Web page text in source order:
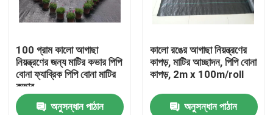
আমাদের সম্পর্কে
মান নিয়ন্ত্রণ
আমাদের সাথে যোগাযোগ করুন
100 গ্রাম কালো আগাছা
নিয়ন্ত্রণের জন্য মাটির কভার পিপি
বোনা ফ্যাব্রিক পিপি বোনা মাটির
কভার
অনুসন্ধান পাঠান
কালো রঙের আগাছা নিয়ন্ত্রণের
কাপড়, মাটির আচ্ছাদন, পিপি বোনা
কাপড়, 2m x 100m/roll
অনুসন্ধান পাঠান